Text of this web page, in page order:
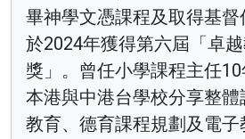
畢神學文憑課程及取得基督
於2024年獲得第六屆「卓
獎」。曾任小學課程主任
本港與中港台學校分享整
教育、德育課程規劃及電